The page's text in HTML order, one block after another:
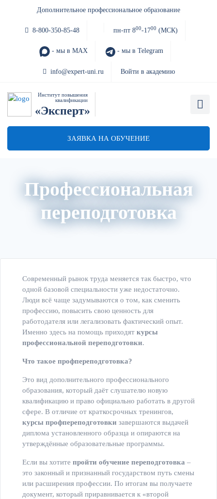
Дополнительное профессиональное образование
8-800-350-85-48 пн-пт 800-1700 (МСК)
- мы в MAX - мы в Telegram
info@expert-uni.ru Войти в академию
Институт повышения
квалификации
«Эксперт»
ЗАЯВКА НА ОБУЧЕНИЕ
Профессиональная
переподготовка
Современный рынок труда меняется так быстро, что
одной базовой специальности уже недостаточно.
Люди всё чаще задумываются о том, как сменить
профессию, повысить свою ценность для
работодателя или легализовать фактический опыт.
Именно здесь на помощь приходят курсы
профессиональной переподготовки.
Что такое профпереподготовка?
Это вид дополнительного профессионального
образования, который даёт слушателю новую
квалификацию и право официально работать в другой
сфере. В отличие от краткосрочных тренингов,
курсы профпереподготовки завершаются выдачей
диплома установленного образца и опираются на
утверждённые образовательные программы.
Если вы хотите пройти обучение переподготовка –
это законный и признанный государством путь смены
или расширения профессии. По итогам вы получаете
документ, который приравнивается к «второй